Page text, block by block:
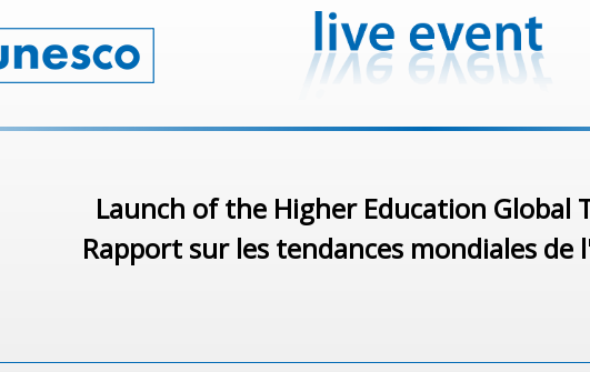
Launch of the Higher Education Global
Rapport sur les tendances mondiales de